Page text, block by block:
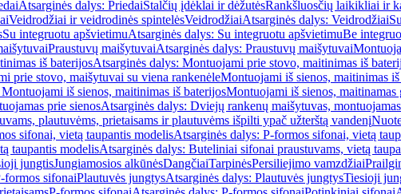
Atsarginės dalys: PriedaiStalčių įdėklai ir dėžutėsRankšluosčių laikikliai ir
Veidrodžiai ir veidrodinės spintelėsVeidrodžiaiAtsarginės dalys: Veidrodžiai
Su integruotu apšvietimuAtsarginės dalys: Su integruotu apšvietimuBe
Praustuvų maišytuvaiAtsarginės dalys: Praustuvų maišytuvai
iš baterijosAtsarginės dalys: Montuojami prie stovo, maitinimas iš
prie stovo, maišytuvai su viena rankenėleMontuojami iš sienos, maitinimas
iš sienos, maitinimas iš baterijosMontuojami iš sienos, maitinamas
prie sienosAtsarginės dalys: Dviejų rankenų maišytuvas,
plautuvėms, prietaisams ir plautuvėms išpilti ypač užterštą vandenį
sifonai, vietą taupantis modelisAtsarginės dalys: P-formos sifonai, vietą
taupantis modelisAtsarginės dalys: Buteliniai sifonai praustuvams, vietą
jungtisJungiamosios alkūnėsDangčiaiTarpinėsPersiliejimo vamzdžiai
formos sifonaiPlautuvės jungtysAtsarginės dalys: Plautuvės jungtysTiesioji